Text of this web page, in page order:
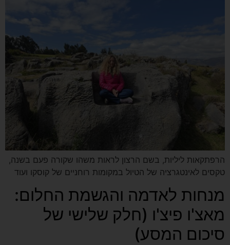
הרפתקאות ליליות, בשם הרצון לראות משהו שקורה פעם בשנה,
טקסים לאינטגרציה של הטיול במקומות רוחניים של קוסקו ועוד
מנחות לאדמה והגשמת החלום:
מאצ'ו פיצ'ו (חלק שלישי של
סיכום המסע)